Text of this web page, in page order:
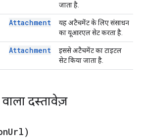
जाता है.
Attachment
यह अटैचमेंट के लिए संसाधन
का यूआरएल सेट करता है.
Attachment
इससे अटैचमेंट का टाइटल
सेट किया जाता है.
वाला दस्तावेज़
Url)